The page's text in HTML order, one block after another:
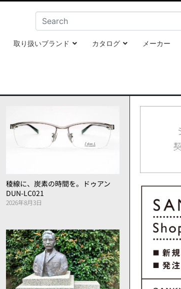
取り扱いブランド カタログ メーカー
稜線に、炭素の時間を。ドゥアン
DUN-LC021
2026年8月3日